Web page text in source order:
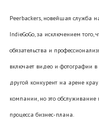
Peerbackers, новейшая служба
IndieGoGo, за исключением
обязательства и
включает видео и фотографии
другой конкурент на арене
компании, но это обслуживание
процесса бизнес-плана.